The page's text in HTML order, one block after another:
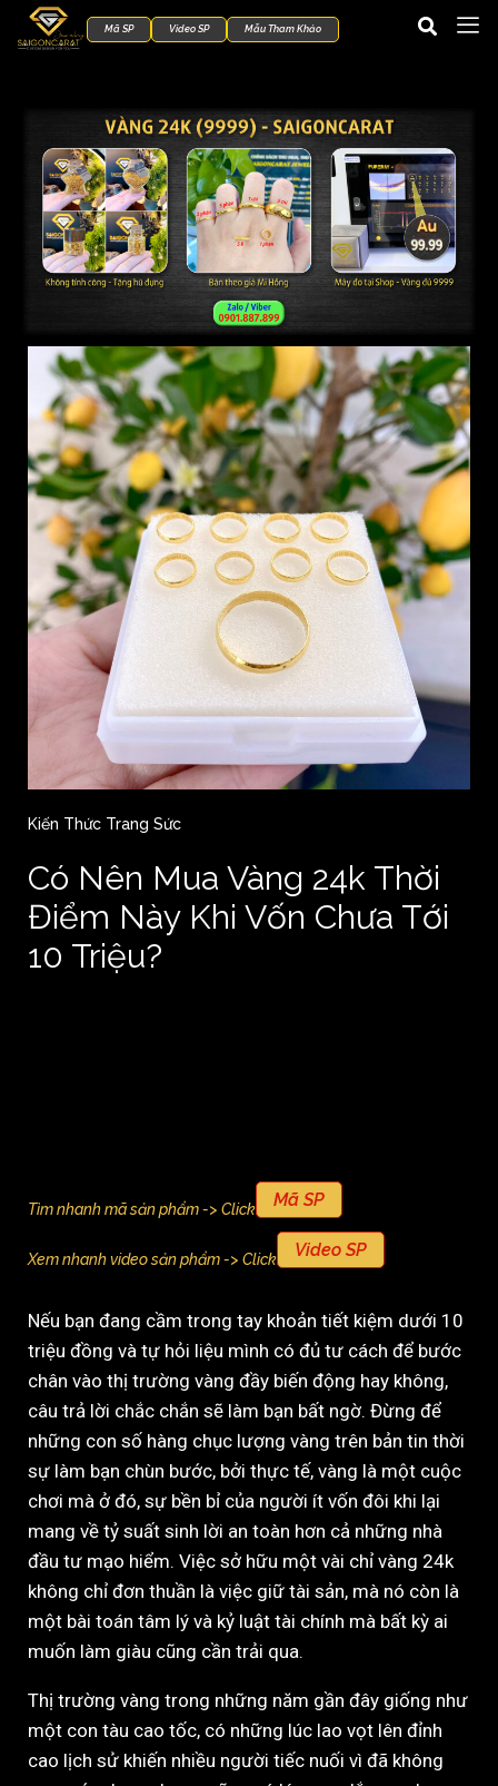
Mã SP Video SP Mẫu Tham Khảo
Kiến Thức Trang Sức
Có Nên Mua Vàng 24k Thời
Điểm Này Khi Vốn Chưa Tới
10 Triệu?
Tìm nhanh mã sản phẩm -> Click Mã SP
Xem nhanh video sản phẩm -> Click Video SP
Nếu bạn đang cầm trong tay khoản tiết kiệm dưới 10
triệu đồng và tự hỏi liệu mình có đủ tư cách để bước
chân vào thị trường vàng đầy biến động hay không,
câu trả lời chắc chắn sẽ làm bạn bất ngờ. Đừng để
những con số hàng chục lượng vàng trên bản tin thời
sự làm bạn chùn bước, bởi thực tế, vàng là một cuộc
chơi mà ở đó, sự bền bỉ của người ít vốn đôi khi lại
mang về tỷ suất sinh lời an toàn hơn cả những nhà
đầu tư mạo hiểm. Việc sở hữu một vài chỉ vàng 24k
không chỉ đơn thuần là việc giữ tài sản, mà nó còn là
một bài toán tâm lý và kỷ luật tài chính mà bất kỳ ai
muốn làm giàu cũng cần trải qua.
Thị trường vàng trong những năm gần đây giống như
một con tàu cao tốc, có những lúc lao vọt lên đỉnh
cao lịch sử khiến nhiều người tiếc nuối vì đã không